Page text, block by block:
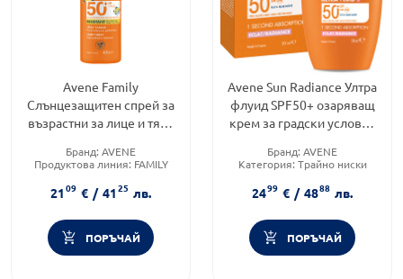
Avene Family
Слънцезащитен спрей за
възрастни за лице и тяло
Бранд: AVENE
Продуктова линия: FAMILY
2109 € / 4125 лв.
ПОРЪЧАЙ
Avene Sun Radiance Ултра
флуид SPF50+ озаряващ
крем за градски условия
Бранд: AVENE
Категория: Трайно ниски
Форма на продукта:крем
2499 € / 4888 лв.
ПОРЪЧАЙ